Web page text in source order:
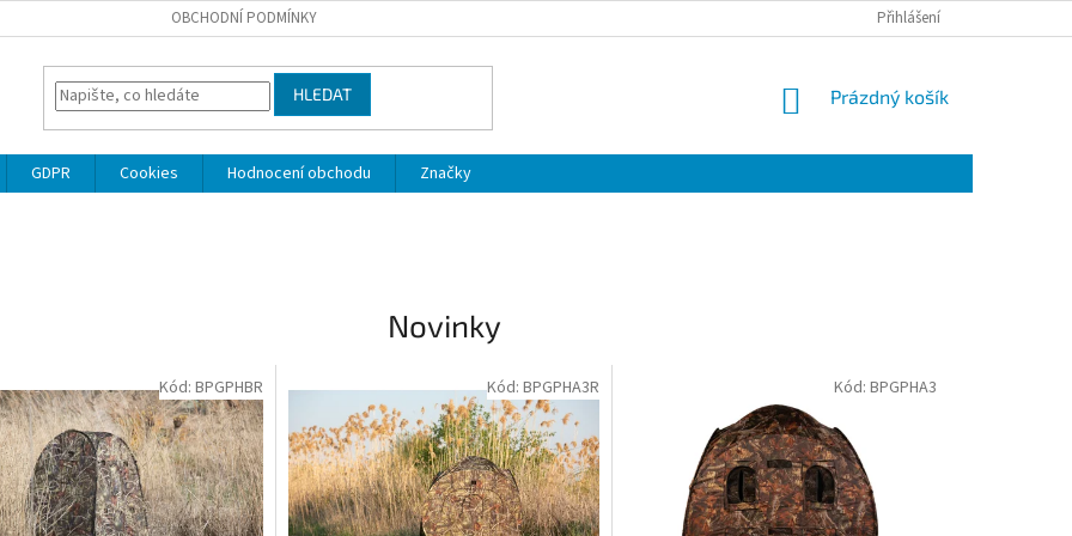
OBCHODNÍ PODMÍNKY Přihlášení
HLEDAT
NÁKUPNÍ
Prázdný košík
GDPR Cookies Hodnocení obchodu Značky
Novinky
Kód: BPGPHBR Kód: BPGPHA3R Kód: BPGPHA3